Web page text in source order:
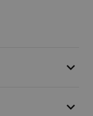
keyboard_arrow_down
keyboard_arrow_down